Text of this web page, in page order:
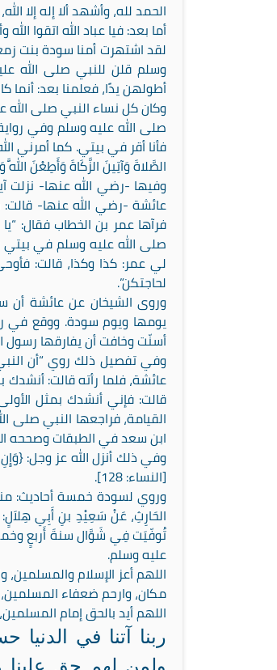
الحمد لله، وأشهد ألا إله إلا
أما بعد: فيا عباد الله اتقوا الله
لقد اشتهرت أمنا سودة بنت
وسلم قلن للنبي صلى الله
أطولهن يدًا، فعلمنا بعد: أنما
وكان كل نساء النبي صلى الله
صلى الله عليه وسلم وفي
فأنا أقر في بيتي. كما أمرني
الصَّلاةَ وَآتِينَ الزَّكَاةَ وَأَطِعْنَ
وفيها -رضي الله عنها- نزلت
عائشة -رضي الله عنها-
فرآها عمر بن الخطاب فقال:
صلى الله عليه وسلم في
لي عمر: كذا وكذا، قالت:
لحاجتكن”.
وروى الشيخان عن عائشة أن
يومها ويوم سودة. ووقع في
أسنّت وخافت أن يفارقها رسول
وفي تفصيل ذلك روي “أن
عائشة، فلما رأته قالت:
قالت: فإني أنشدك بمثل
القيامة، فراجعها النبي صلى
ابن سعد في الطبقات وصححه
وفي ذلك أنزل الله عز وجل:
[النساء: 128].
وروي لسودة خمسة أحاديث:
الحَارِثِ، عَنْ سَعِيْدِ بنِ أَبِي
تُوفّيَت فِي شَوَّال سنةَ أَربعٍ
عليه وسلم.
اللهم أعز الإسلام
مكان، وارحم ضعفاء
اللهم أيد بالحق إمام
ربنا آتنا في الدنيا
ولمن لهم حق علينا